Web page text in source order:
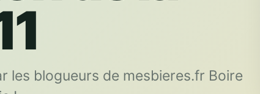
les blogueurs de mesbieres.fr Boire